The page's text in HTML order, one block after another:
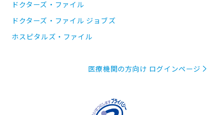
ドクターズ・ファイル
ドクターズ・ファイル ジョブズ
ホスピタルズ・ファイル
医療機関の方向け ログインページ